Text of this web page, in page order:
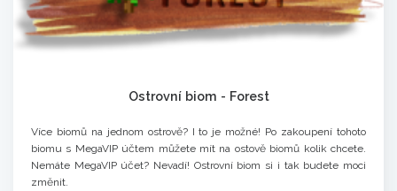
Ostrovní biom - Forest
Více biomů na jednom ostrově? I to je možné! Po zakoupení tohoto
biomu s MegaVIP účtem můžete mít na ostově biomů kolik chcete.
Nemáte MegaVIP účet? Nevadí! Ostrovní biom si i tak budete moci
změnit.